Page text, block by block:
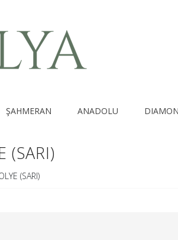
ŞAHMERAN ANADOLU
(SARI)
(SARI)